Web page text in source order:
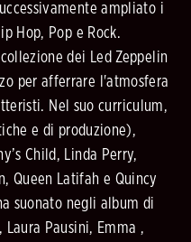
ampliato i
Hop, Pop e Rock.
dei Led Zeppelin
per afferrare l'atmosfera
Nel suo curriculum,
e di produzione),
Child, Linda Perry,
Queen Latifah e Quincy
suonato negli album di
Pausini, Emma ,